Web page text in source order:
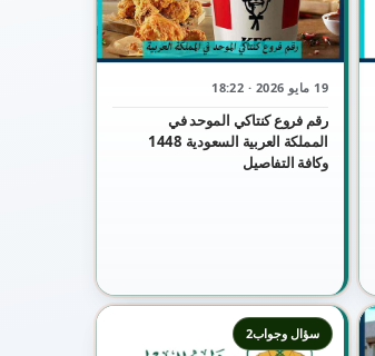
19 مايو 2026 · 18:22
رقم فروع كنتاكي الموحد في
المملكة العربية السعودية 1448
وكافة التفاصيل
سؤال وجواب2